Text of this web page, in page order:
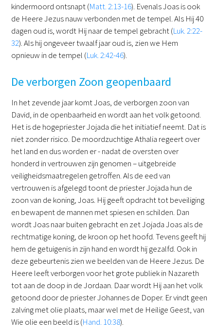
kindermoord ontsnapt (Matt. 2:13-16). Evenals Joas is ook
de Heere Jezus nauw verbonden met de tempel. Als Hij 40
dagen oud is, wordt Hij naar de tempel gebracht (Luk. 2:22-
32). Als hij ongeveer twaalf jaar oud is, zien we Hem
opnieuw in de tempel (Luk. 2:42-46).
De verborgen Zoon geopenbaard
In het zevende jaar komt Joas, de verborgen zoon van
David, in de openbaarheid en wordt aan het volk getoond.
Het is de hogepriester Jojada die het initiatief neemt. Dat is
niet zonder risico. De moordzuchtige Athalia regeert over
het land en dus worden er - nadat de oversten over
honderd in vertrouwen zijn genomen – uitgebreide
veiligheidsmaatregelen getroffen. Als de eed van
vertrouwen is afgelegd toont de priester Jojada hun de
zoon van de koning, Joas. Hij geeft opdracht tot beveiliging
en bewapent de mannen met spiesen en schilden. Dan
wordt Joas naar buiten gebracht en zet Jojada Joas als de
rechtmatige koning, de kroon op het hoofd. Tevens geeft hij
hem de getuigenis in zijn hand en wordt hij gezalfd. Ook in
deze gebeurtenis zien we beelden van de Heere Jezus. De
Heere leeft verborgen voor het grote publiek in Nazareth
tot aan de doop in de Jordaan. Daar wordt Hij aan het volk
getoond door de priester Johannes de Doper. Er vindt geen
zalving met olie plaats, maar wel met de Heilige Geest, van
Wie olie een beeld is (Hand. 10:38).